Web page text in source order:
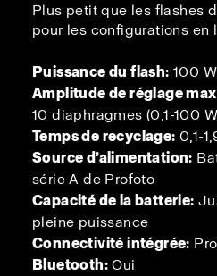
Plus petit que les flashes
pour les configurations en
Puissance du flash: 100
Amplitude de réglage
10 diaphragmes (0,1-100
Temps de recyclage: 0,1-
Source d’alimentation:
série A de Profoto
Capacité de la batterie:
pleine puissance
Connectivité intégrée:
Bluetooth: Oui